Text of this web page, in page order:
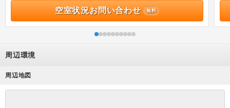
空室状況お問い合わせ 無料
周辺環境
周辺地図